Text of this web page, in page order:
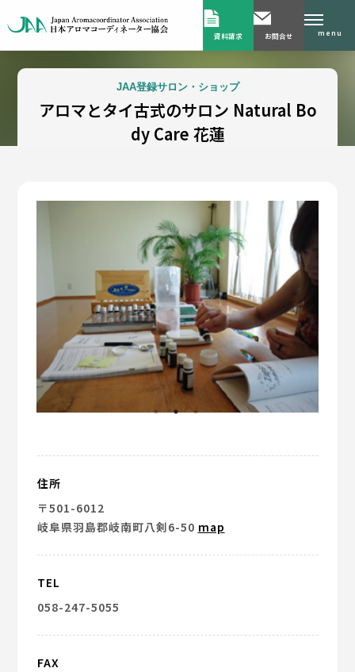
資料請求 お問合せ menu
JAA登録サロン・ショップ
アロマとタイ古式のサロン Natural Bo
dy Care 花蓮
住所
〒501-6012
岐阜県羽島郡岐南町八剣6-50 map
TEL
058-247-5055
FAX